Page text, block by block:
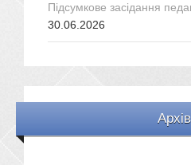
Підсумкове засідання
30.06.2026